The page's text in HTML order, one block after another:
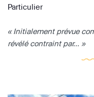
Particulier
« Initialement prévue
révélé contraint par... »